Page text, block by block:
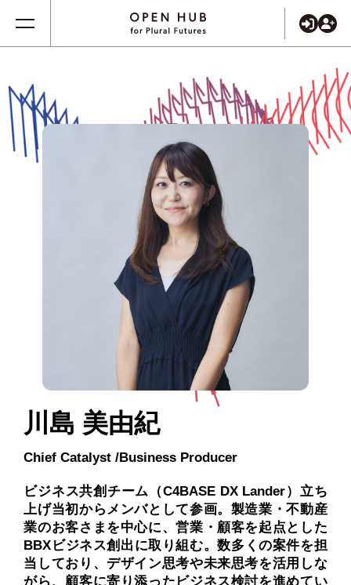
川島 美由紀
Chief Catalyst /Business Producer
ビジネス共創チーム（C4BASE DX Lander）立ち
上げ当初からメンバとして参画。製造業・不動産
業のお客さまを中心に、営業・顧客を起点とした
BBXビジネス創出に取り組む。数多くの案件を担
当しており、デザイン思考や未来思考を活用しな
がら、顧客に寄り添ったビジネス検討を進めてい